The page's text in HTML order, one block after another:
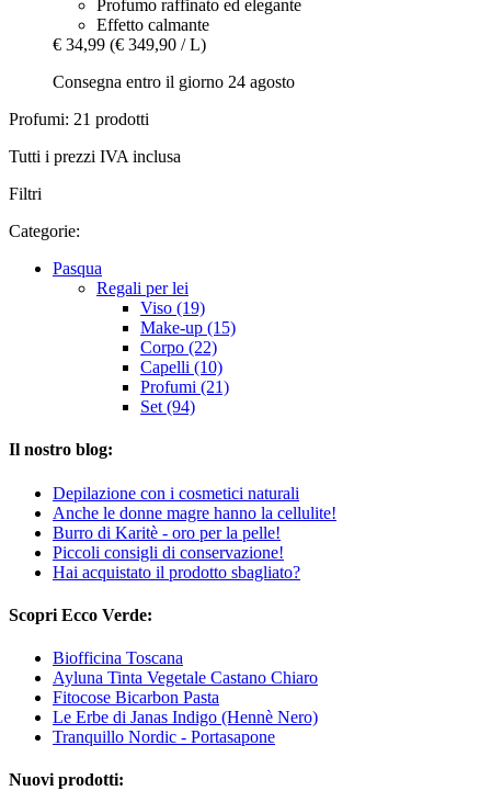
Profumo raffinato ed elegante
Effetto calmante
€ 34,99 (€ 349,90 / L)
Consegna entro il giorno 24 agosto
Profumi: 21 prodotti
Tutti i prezzi IVA inclusa
Filtri
Categorie:
Pasqua
Regali per lei
Viso (19)
Make-up (15)
Corpo (22)
Capelli (10)
Profumi (21)
Set (94)
Il nostro blog:
Depilazione con i cosmetici naturali
Anche le donne magre hanno la cellulite!
Burro di Karitè - oro per la pelle!
Piccoli consigli di conservazione!
Hai acquistato il prodotto sbagliato?
Scopri Ecco Verde:
Biofficina Toscana
Ayluna Tinta Vegetale Castano Chiaro
Fitocose Bicarbon Pasta
Le Erbe di Janas Indigo (Hennè Nero)
Tranquillo Nordic - Portasapone
Nuovi prodotti: